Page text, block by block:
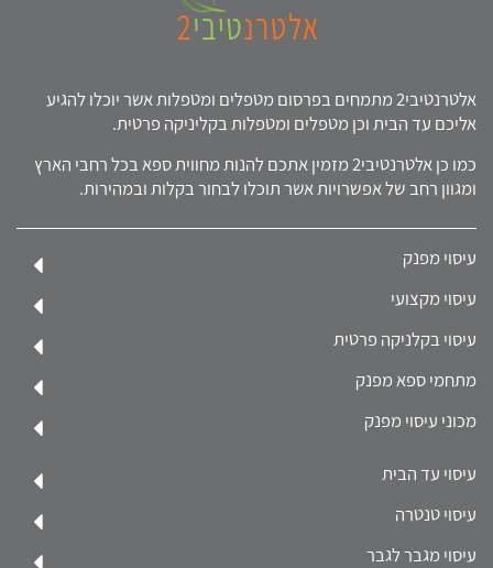
אלטרנטיבי2 מתמחים בפרסום מטפלים ומטפלות אשר יוכלו להגיע
אליכם עד הבית וכן מטפלים ומטפלות בקליניקה פרטית.
כמו כן אלטרנטיבי2 מזמין אתכם להנות מחווית ספא בכל רחבי הארץ
ומגוון רחב של אפשרויות אשר תוכלו לבחור בקלות ובמהירות.
עיסוי מפנק
עיסוי מקצועי
עיסוי בקלניקה פרטית
מתחמי ספא מפנק
מכוני עיסוי מפנק
עיסוי עד הבית
עיסוי טנטרה
עיסוי מגבר לגבר